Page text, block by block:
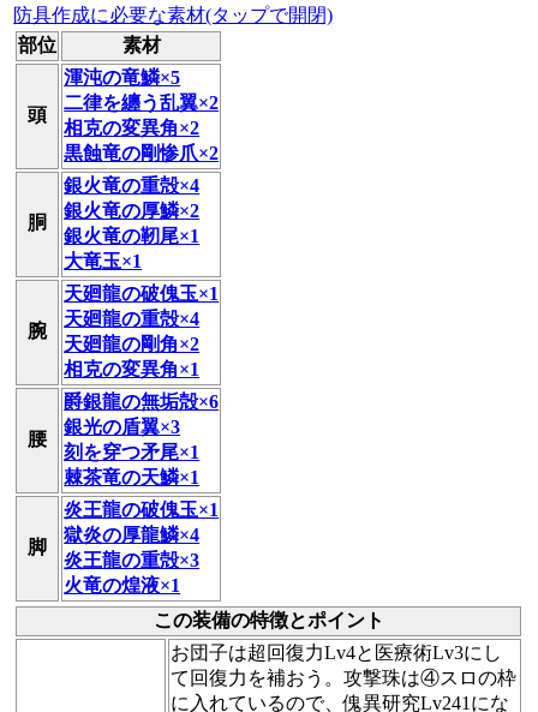
防具作成に必要な素材(タップで開閉)
部位
素材
頭
渾沌の竜鱗×5
二律を纏う乱翼×2
相克の変異角×2
黒蝕竜の剛惨爪×2
胴
銀火竜の重殻×4
銀火竜の厚鱗×2
銀火竜の靭尾×1
大竜玉×1
腕
天廻龍の破傀玉×1
天廻龍の重殻×4
天廻龍の剛角×2
相克の変異角×1
腰
爵銀龍の無垢殻×6
銀光の盾翼×3
刻を穿つ矛尾×1
棘茶竜の天鱗×1
脚
炎王龍の破傀玉×1
獄炎の厚龍鱗×4
炎王龍の重殻×3
火竜の煌液×1
この装備の特徴とポイント
お団子は超回復力Lv4と医療術Lv3にし
て回復力を補おう。攻撃珠は④スロの枠
に入れているので、傀異研究Lv241にな